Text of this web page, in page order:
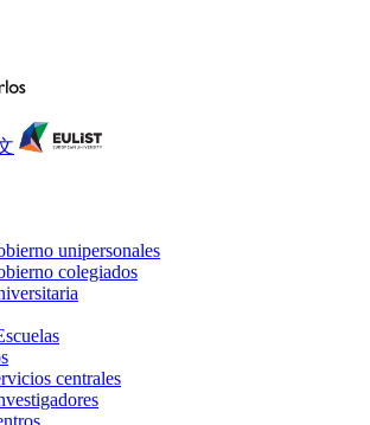
unipersonales
colegiados
centrales